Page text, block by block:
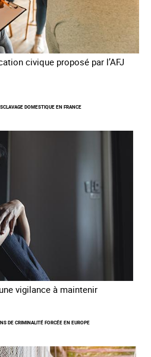
civique proposé par l’AFJ
DOMESTIQUE EN FRANCE
vigilance à maintenir
DE CRIMINALITÉ FORCÉE EN EUROPE